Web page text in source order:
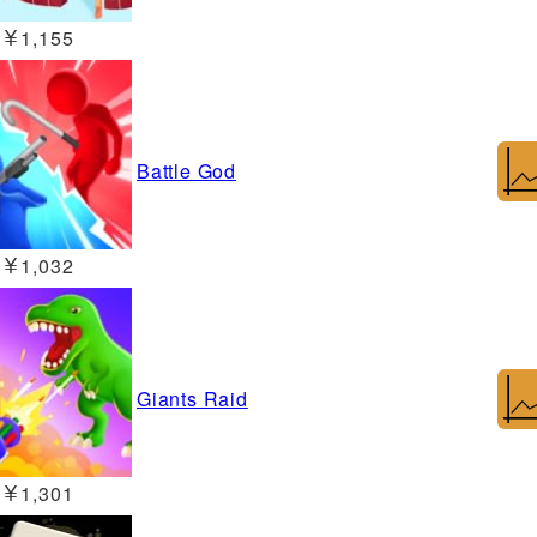
￥1,155
￥1,032
Battle God
￥1,301
Giants Raid